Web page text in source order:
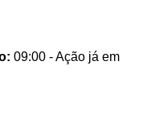
09:00 - Ação já em